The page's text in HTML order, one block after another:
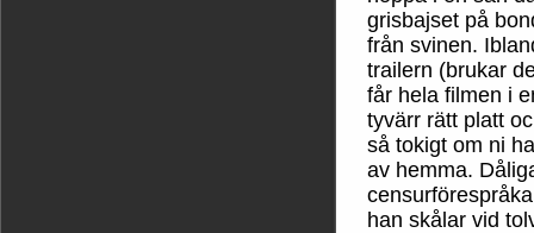
grisbajset på
från svinen.
trailern (brukar
får hela filmen i
tyvärr rätt platt
så tokigt om ni
av hemma.
han skålar vid